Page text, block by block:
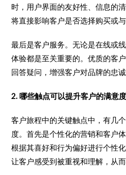
时，用户界面的友好性、信息的
将直接影响客户是否选择购买或与
最后是客户服务。无论是在线或
体验都是至关重要的。优质的客
回答疑问，增强客户对品牌的忠诚
2. 哪些触点可以提升客户的满意
客户旅程中的关键触点中，有几
度。首先是个性化的营销和客户
根据其喜好和行为偏好进行个性
让客户感受到被重视和理解，从而